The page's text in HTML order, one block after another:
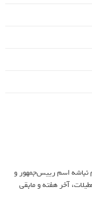
نباشه اسم ريیس‌جمهور و
آخر هفته و مابقی